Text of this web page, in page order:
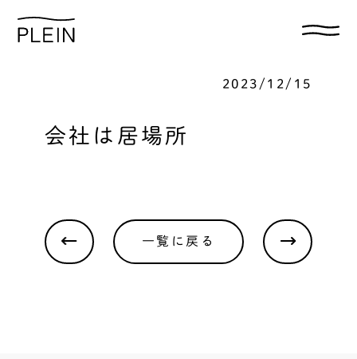
2023/12/15
会社は居場所
一覧に戻る